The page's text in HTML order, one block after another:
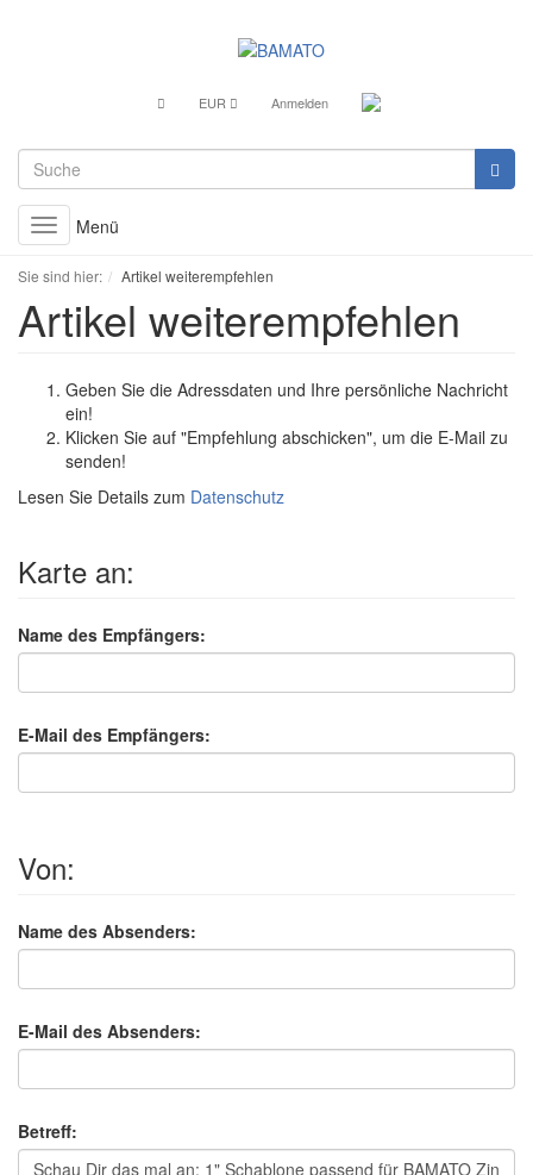
EUR Anmelden
Toggle
navigation
Menü
Sie sind hier: Artikel weiterempfehlen
Artikel weiterempfehlen
Geben Sie die Adressdaten und Ihre persönliche Nachricht
ein!
Klicken Sie auf "Empfehlung abschicken", um die E-Mail zu
senden!
Lesen Sie Details zum Datenschutz
Karte an:
Name des Empfängers:
E-Mail des Empfängers:
Von:
Name des Absenders:
E-Mail des Absenders:
Betreff: